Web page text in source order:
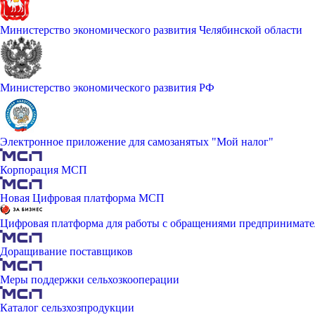
Министерство экономического развития Челябинской области
Министерство экономического развития РФ
Электронное приложение для самозанятых "Мой налог"
Корпорация МСП
Новая Цифровая платформа МСП
Цифровая платформа для работы с обращениями
Доращивание поставщиков
Меры поддержки сельхозкооперации
Каталог сельзхозпродукции